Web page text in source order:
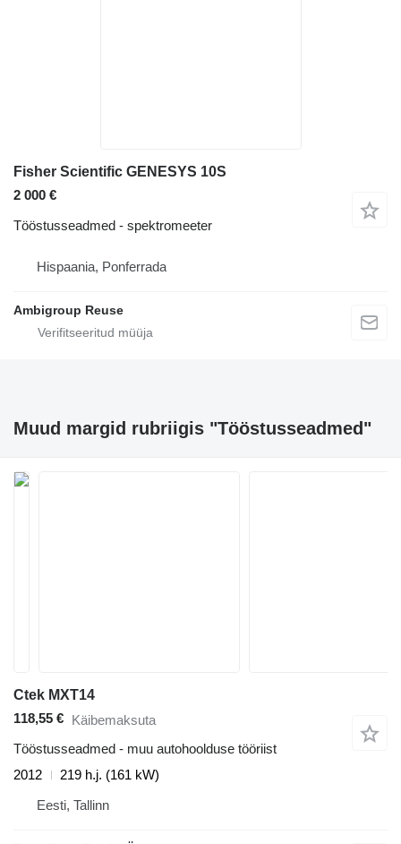
Fisher Scientific GENESYS 10S
2 000 €
Tööstusseadmed - spektromeeter
Hispaania, Ponferrada
Ambigroup Reuse
Muud margid rubriigis "Tööstusseadmed"
Ctek MXT14
118,55 € Käibemaksuta
Tööstusseadmed - muu autohoolduse tööriist
2012
219 h.j. (161 kW)
Eesti, Tallinn